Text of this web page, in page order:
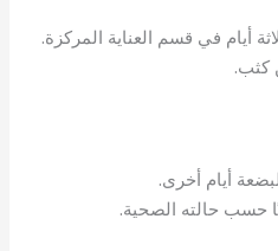
أيام في قسم العناية المركزة.
كثب.
أيام أخرى.
حسب حالته الصحية.